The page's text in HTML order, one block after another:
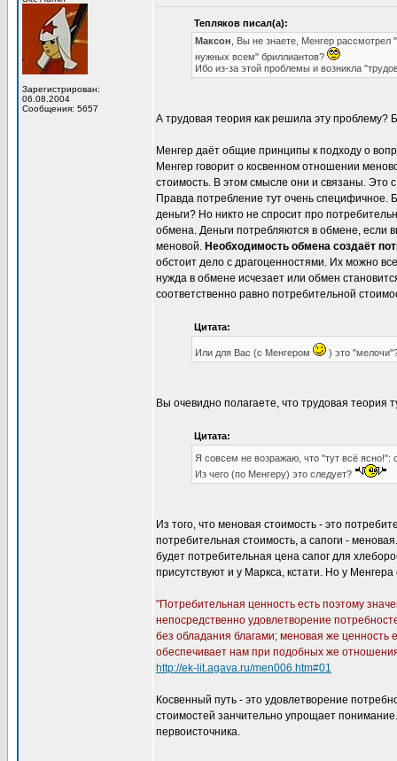
Зарегистрирован:
06.08.2004
Сообщения: 5657
Тепляков писал(а):
Максон , Вы не знаете, Менгер
нужных всем" бриллиантов?
Ибо из-за этой проблемы и возникла
А трудовая теория как решила эту проблему?
Менгер даёт общие принципы к подходу о
Менгер говорит о косвенном отношении
стоимость. В этом смысле они и связаны.
Правда потребление тут очень
деньги? Но никто не спросит про
обмена. Деньги потребляются в обмене, если
меновой. Необходимость обмена создаёт
обстоит дело с драгоценностями. Их можно
нужда в обмене исчезает или обмен
соответственно равно потребительной
Цитата:
Или для Вас (с Менгером ) это
Вы очевидно полагаете, что трудовая теория
Цитата:
Я совсем не возражаю, что "тут всё ясно!":
Из чего (по Менгеру) это следует?
Из того, что меновая стоимость - это
потребительная стоимость, а сапоги -
будет потребительная цена сапог для
присутствуют и у Маркса, кстати. Но у
"Потребительная ценность есть поэтому
непосредственно удовлетворение
без обладания благами; меновая же ценность
обеспечивает нам при подобных же
http://ek-lit.agava.ru/men006.htm#01
Косвенный путь - это удовлетворение
стоимостей занчительно упрощает
первоисточника.